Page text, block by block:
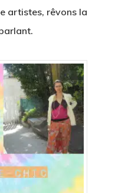
artistes, rêvons la